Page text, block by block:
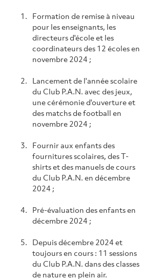
Formation de remise à niveau
pour les enseignants, les
directeurs d'école et les
coordinateurs des 12 écoles en
novembre 2024 ;
Lancement de l'année scolaire
du Club P.A.N. avec des jeux,
une cérémonie d'ouverture et
des matchs de football en
novembre 2024 ;
Fournir aux enfants des
fournitures scolaires, des T-
shirts et des manuels de cours
du Club P.A.N. en décembre
2024 ;
Pré-évaluation des enfants en
décembre 2024 ;
Depuis décembre 2024 et
toujours en cours : 11 sessions
du Club P.A.N. dans des classes
de nature en plein air.